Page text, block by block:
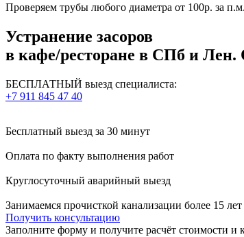
Проверяем трубы любого диаметра от 100р. за п.м.
Устранение засоров
в кафе/ресторане в СПб и Лен.
БЕСПЛАТНЫЙ выезд специалиста:
+7 911 845 47 40
Бесплатный выезд за 30 минут
Оплата по факту выполнения работ
Круглосуточный аварийный выезд
Занимаемся прочисткой канализации более 15 лет
Получить консультацию
Заполните форму и получите расчёт стоимости и